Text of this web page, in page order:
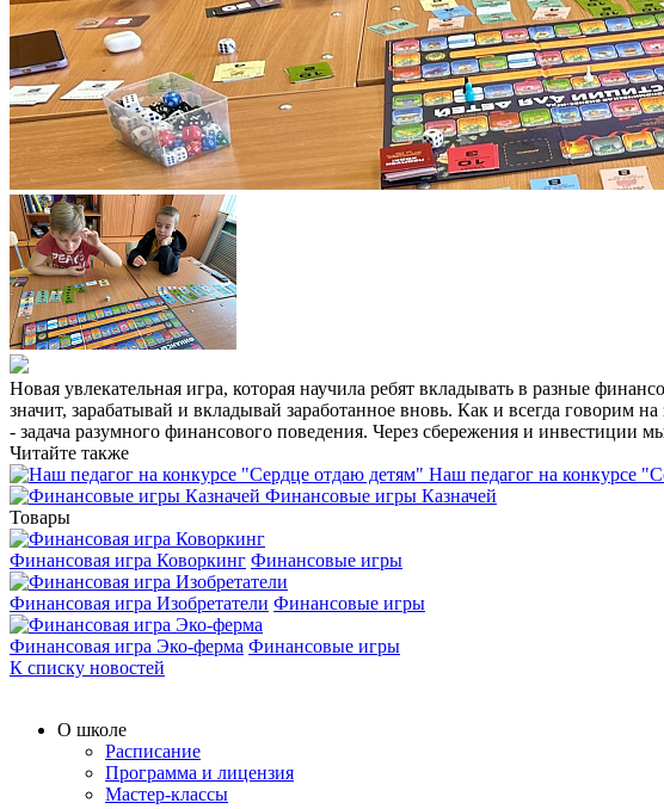
Новая увлекательная игра, которая научила ребят вкладывать в разные
значит, зарабатывай и вкладывай заработанное вновь. Как и всегда говорим
- задача разумного финансового поведения. Через сбережения и инвестиции
Читайте также
Наш педагог на конкурсе
Финансовые игры Казначей
Товары
Финансовая игра Коворкинг Финансовые игры
Финансовая игра Изобретатели Финансовые игры
Финансовая игра Эко-ферма Финансовые игры
К списку новостей
О школе
Расписание
Программа и лицензия
Мастер-классы